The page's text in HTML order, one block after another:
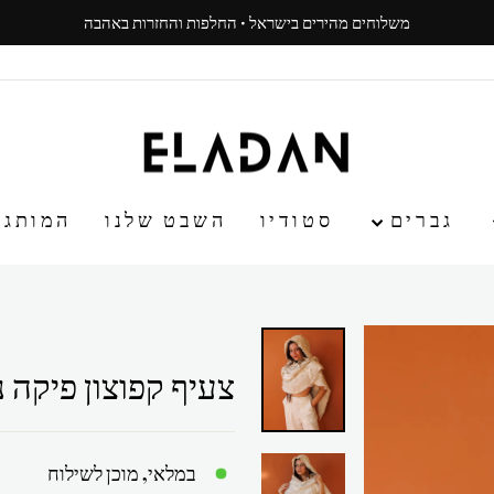
עצור
ניגון
משלוחים מהירים בישראל · החלפות והחזרות באהבה
גברים סטודיו השבט שלנו המותג
צעיף קפוצון פיקה
במלאי, מוכן לשילוח